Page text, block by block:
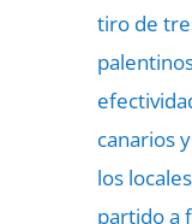
tiro de
canarios
los
partido a